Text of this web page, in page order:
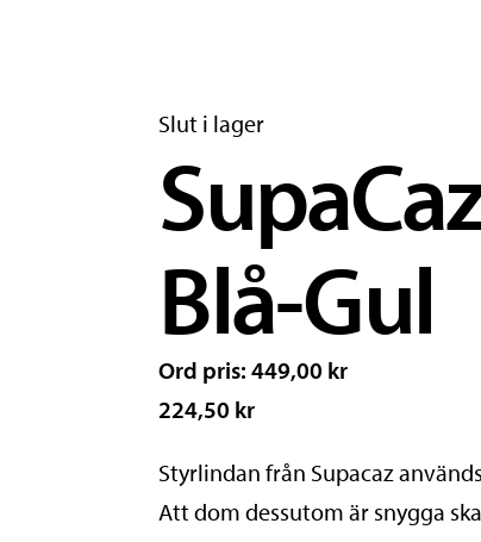
Slut i lager
Blå-Gul
Ord pris: 449,00 kr
224,50 kr
Styrlindan från Supacaz
Att dom dessutom är snygga